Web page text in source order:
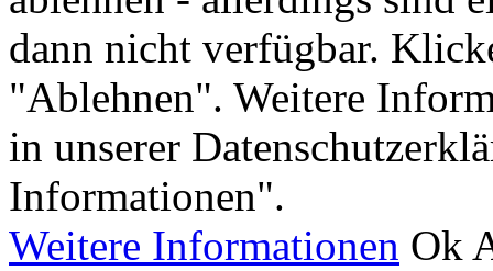
dann nicht verfügbar.
"Ablehnen". Weitere
in unserer
Informationen".
Weitere Informationen Ok